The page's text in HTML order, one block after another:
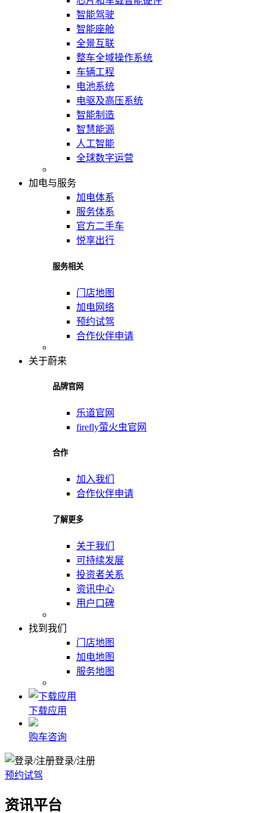
智能驾驶
智能座舱
全景互联
整车全域操作系统
车辆工程
电池系统
电驱及高压系统
智能制造
智慧能源
人工智能
全球数字运营
加电与服务
加电体系
服务体系
官方二手车
悦享出行
服务相关
门店地图
加电网络
预约试驾
合作伙伴申请
关于蔚来
品牌官网
乐道官网
firefly萤火虫官网
合作
加入我们
合作伙伴申请
了解更多
关于我们
可持续发展
投资者关系
资讯中心
用户口碑
找到我们
门店地图
加电地图
服务地图
下载应用
购车咨询
登录/注册
预约试驾
资讯平台